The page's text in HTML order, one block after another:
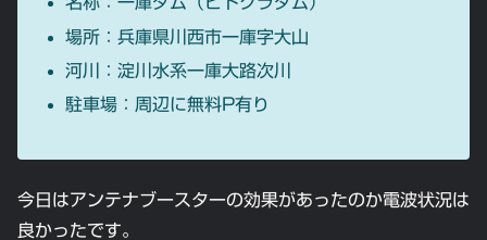
場所：兵庫県川西市一庫字大山
河川：淀川水系一庫大路次川
駐車場：周辺に無料P有り
今日はアンテナブースターの効果があったのか電波状況は
良かったです。